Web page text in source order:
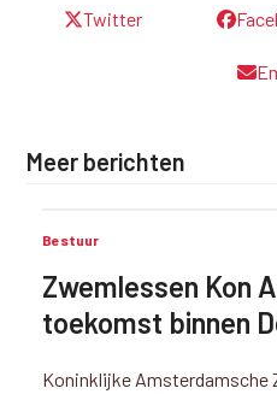
Twitter
Meer berichten
Bestuur
Zwemlessen Kon
toekomst binnen
Koninklijke Amsterdamsche